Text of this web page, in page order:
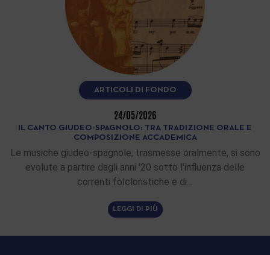
ARTICOLI DI FONDO
24/05/2026
IL CANTO GIUDEO-SPAGNOLO: TRA TRADIZIONE ORALE E
COMPOSIZIONE ACCADEMICA
Le musiche giudeo-spagnole, trasmesse oralmente, si sono
evolute a partire dagli anni '20 sotto l'influenza delle
correnti folcloristiche e di…
LEGGI DI PIÙ